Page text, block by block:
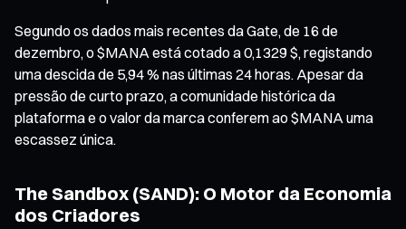
Segundo os dados mais recentes da Gate, de 16 de
dezembro, o $MANA está cotado a 0,1329 $, registando
uma descida de 5,94 % nas últimas 24 horas. Apesar da
pressão de curto prazo, a comunidade histórica da
plataforma e o valor da marca conferem ao $MANA uma
escassez única.
The Sandbox (SAND): O Motor da Economia
dos Criadores